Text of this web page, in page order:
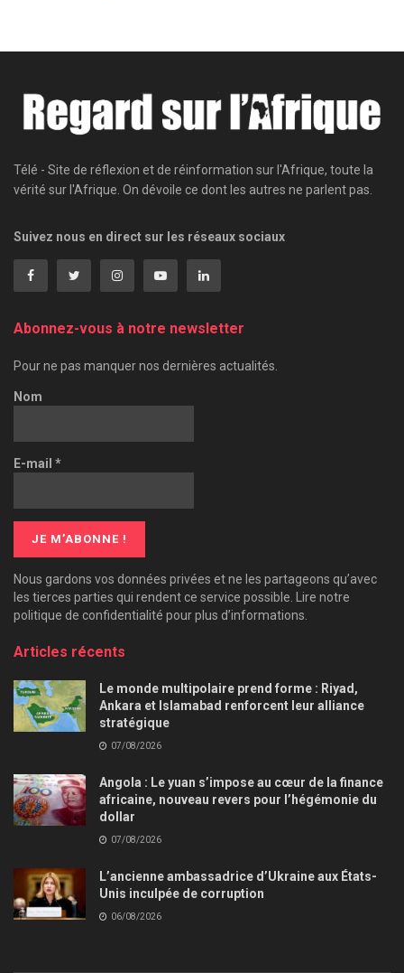
Télé - Site de réflexion et de réinformation sur l'Afrique, toute la
vérité sur l'Afrique. On dévoile ce dont les autres ne parlent pas.
Suivez nous en direct sur les réseaux sociaux
Abonnez-vous à notre newsletter
Pour ne pas manquer nos dernières actualités.
Nom
E-mail *
Nous gardons vos données privées et ne les partageons qu’avec
les tierces parties qui rendent ce service possible. Lire notre
politique de confidentialité pour plus d’informations.
Articles récents
Le monde multipolaire prend forme : Riyad,
Ankara et Islamabad renforcent leur alliance
stratégique
07/08/2026
Angola : Le yuan s’impose au cœur de la finance
africaine, nouveau revers pour l’hégémonie du
dollar
07/08/2026
L’ancienne ambassadrice d’Ukraine aux États-
Unis inculpée de corruption
06/08/2026